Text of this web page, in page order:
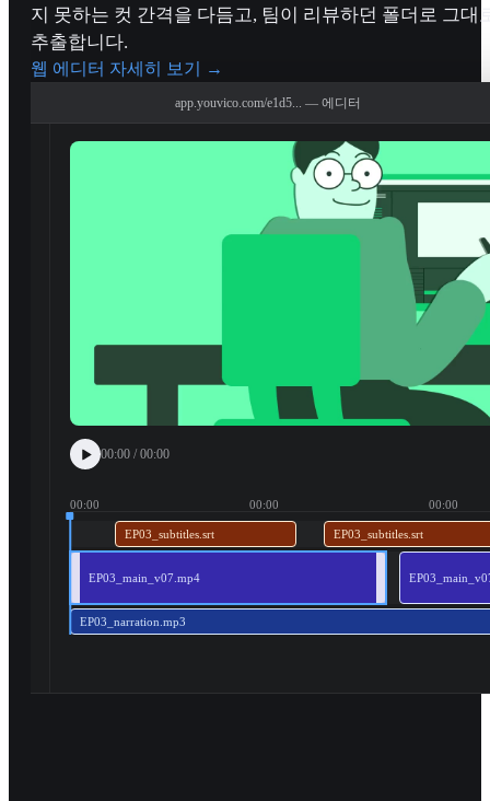
지 못하는 컷 간격을 다듬고, 팀이 리뷰하던 폴더로 그대
추출합니다.
웹 에디터 자세히 보기 →
app.youvico.com/e1d5... — 에디터
00:00 / 00:00
00:00 00:00 00:00
EP03_subtitles.srt EP03_subtitles.srt
EP03_main_v07.mp4
EP03_narration.mp3